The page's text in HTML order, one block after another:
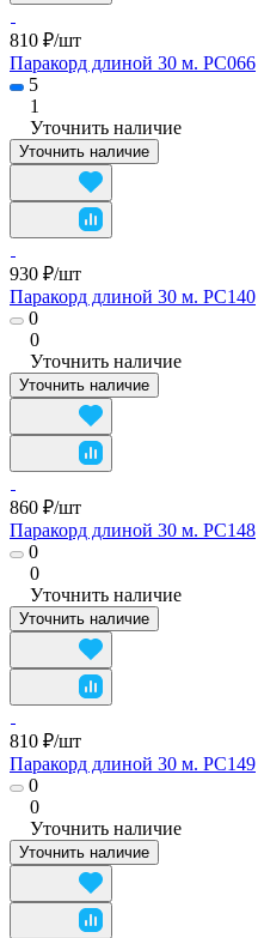
810 ₽/шт
Паракорд длиной 30 м. PC066
5
1
Уточнить наличие
Уточнить наличие
930 ₽/шт
Паракорд длиной 30 м. PC140
0
0
Уточнить наличие
Уточнить наличие
860 ₽/шт
Паракорд длиной 30 м. PC148
0
0
Уточнить наличие
Уточнить наличие
810 ₽/шт
Паракорд длиной 30 м. PC149
0
0
Уточнить наличие
Уточнить наличие